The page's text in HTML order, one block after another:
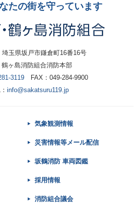
たの街を守っています
埼玉県坂戸市鎌倉町16番16号
鶴ヶ島消防組合消防本部
3119FAX：049-284-9900
info@sakatsuru119.jp
気象観測情報
災害情報等メール配信
坂鶴消防 車両図鑑
採用情報
消防組合議会